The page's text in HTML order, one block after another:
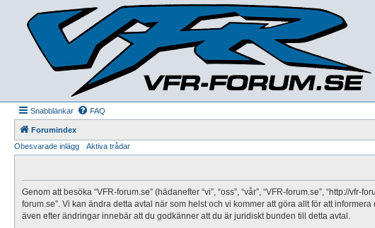
Snabblänkar FAQ
Forumindex
Obesvarade inlägg
Aktiva trådar
Genom att besöka “VFR-forum.se” (hädanefter “vi”, “oss”, “vår”, “VFR-forum.se”, “http://
forum.se”. Vi kan ändra detta avtal när som helst och vi kommer att göra allt för att
även efter ändringar innebär att du godkänner att du är juridiskt bunden till detta avtal.